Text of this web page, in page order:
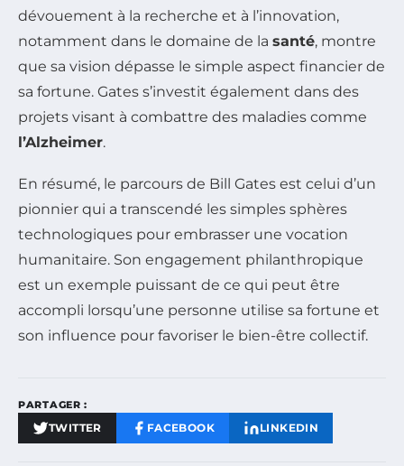
dévouement à la recherche et à l’innovation,
notamment dans le domaine de la santé, montre
que sa vision dépasse le simple aspect financier de
sa fortune. Gates s’investit également dans des
projets visant à combattre des maladies comme
l’Alzheimer.
En résumé, le parcours de Bill Gates est celui d’un
pionnier qui a transcendé les simples sphères
technologiques pour embrasser une vocation
humanitaire. Son engagement philanthropique
est un exemple puissant de ce qui peut être
accompli lorsqu’une personne utilise sa fortune et
son influence pour favoriser le bien-être collectif.
PARTAGER :
TWITTER FACEBOOK LINKEDIN